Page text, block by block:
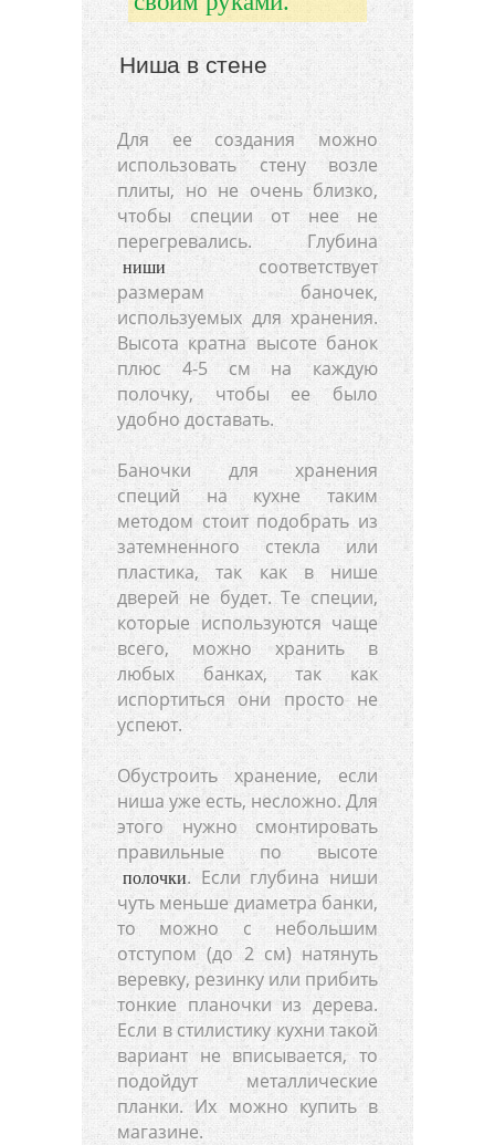
Ниша в стене
Для ее создания можно
использовать стену возле
плиты, но не очень близко,
чтобы специи от нее не
перегревались. Глубина
ниши
соответствует
размерам баночек,
используемых для хранения.
Высота кратна высоте банок
плюс 4-5 см на каждую
полочку, чтобы ее было
удобно доставать.
Баночки для хранения
специй на кухне таким
методом стоит подобрать из
затемненного стекла или
пластика, так как в нише
дверей не будет. Те специи,
которые используются чаще
всего, можно хранить в
любых банках, так как
испортиться они просто не
успеют.
Обустроить хранение, если
ниша уже есть, несложно. Для
этого нужно смонтировать
правильные по высоте
полочки. Если глубина ниши
чуть меньше диаметра банки,
то можно с небольшим
отступом (до 2 см) натянуть
веревку, резинку или прибить
тонкие планочки из дерева.
Если в стилистику кухни такой
вариант не вписывается, то
подойдут металлические
планки. Их можно купить в
магазине.